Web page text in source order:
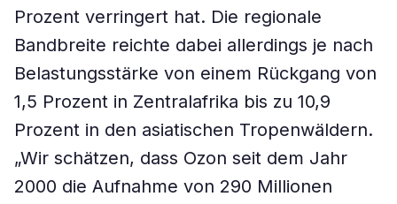
Prozent verringert hat. Die regionale
Bandbreite reichte dabei allerdings je nach
Belastungsstärke von einem Rückgang von
1,5 Prozent in Zentralafrika bis zu 10,9
Prozent in den asiatischen Tropenwäldern.
„Wir schätzen, dass Ozon seit dem Jahr
2000 die Aufnahme von 290 Millionen